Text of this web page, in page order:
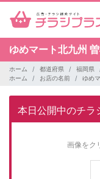
ゆめマート北九州
ホーム 都道府県 福岡県
ホーム
お店の名前 ゆめ
本日公開中のチラ
画像をク